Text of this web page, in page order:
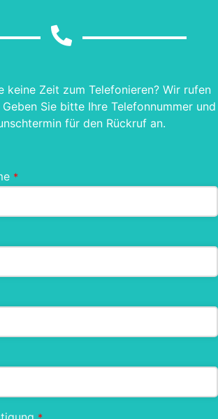
keine Zeit zum Telefonieren? Wir rufen
Sie bitte Ihre Telefonnummer und
für den Rückruf an.
*